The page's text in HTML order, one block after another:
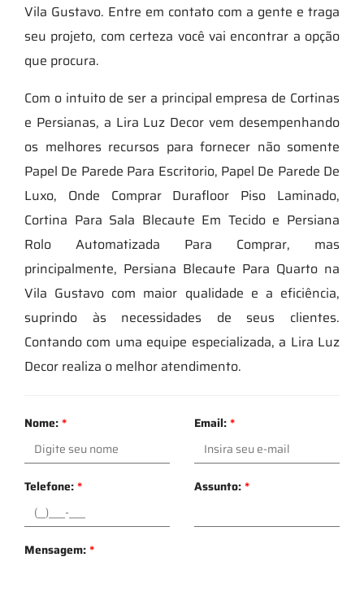
Vila Gustavo. Entre em contato com a gente e traga
seu projeto, com certeza você vai encontrar a opção
que procura.
Com o intuito de ser a principal empresa de Cortinas
e Persianas, a Lira Luz Decor vem desempenhando
os melhores recursos para fornecer não somente
Papel De Parede Para Escritorio, Papel De Parede De
Luxo, Onde Comprar Durafloor Piso Laminado,
Cortina Para Sala Blecaute Em Tecido e Persiana
Rolo Automatizada Para Comprar, mas
principalmente, Persiana Blecaute Para Quarto na
Vila Gustavo com maior qualidade e a eficiência,
suprindo às necessidades de seus clientes.
Contando com uma equipe especializada, a Lira Luz
Decor realiza o melhor atendimento.
Nome:* Email:*
Telefone:* Assunto:*
Mensagem:*